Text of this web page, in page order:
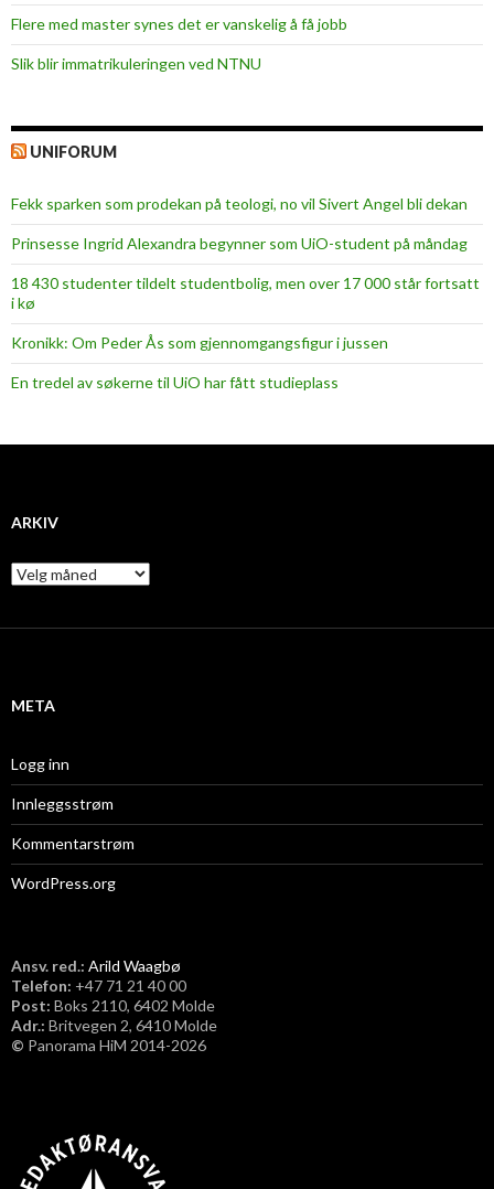
Flere med master synes det er vanskelig å få jobb
Slik blir immatrikuleringen ved NTNU
UNIFORUM
Fekk sparken som prodekan på teologi, no vil Sivert Angel bli dekan
Prinsesse Ingrid Alexandra begynner som UiO-student på måndag
18 430 studenter tildelt studentbolig, men over 17 000 står fortsatt
i kø
Kronikk: Om Peder Ås som gjennomgangsfigur i jussen
En tredel av søkerne til UiO har fått studieplass
ARKIV
A
r
i
META
Logg inn
Innleggsstrøm
Kommentarstrøm
WordPress.org
Ansv. red.: Arild Waagbø
Telefon: ​+47 71 21 40 00
Post: Boks 2110, 6402 Molde
Adr.: Britvegen 2, 6410 Molde
© Panorama HiM 2014-2026